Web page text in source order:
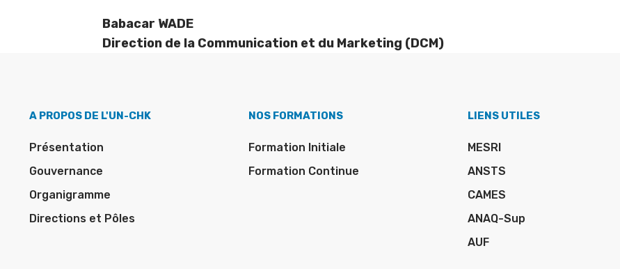
Babacar WADE
Direction de la Communication et du Marketing (DCM)
A PROPOS DE L'UN-CHK
Présentation
Gouvernance
Organigramme
Directions et Pôles
NOS FORMATIONS
Formation Initiale
Formation Continue
LIENS UTILES
MESRI
ANSTS
CAMES
ANAQ-Sup
AUF